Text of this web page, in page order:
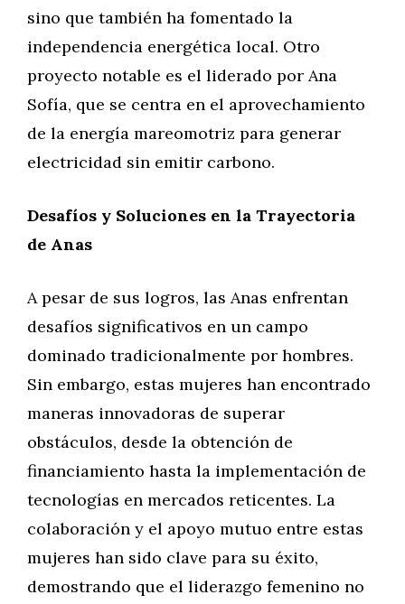
sino que también ha fomentado la
independencia energética local. Otro
proyecto notable es el liderado por Ana
Sofía, que se centra en el aprovechamiento
de la energía mareomotriz para generar
electricidad sin emitir carbono.
Desafíos y Soluciones en la Trayectoria
de Anas
A pesar de sus logros, las Anas enfrentan
desafíos significativos en un campo
dominado tradicionalmente por hombres.
Sin embargo, estas mujeres han encontrado
maneras innovadoras de superar
obstáculos, desde la obtención de
financiamiento hasta la implementación de
tecnologías en mercados reticentes. La
colaboración y el apoyo mutuo entre estas
mujeres han sido clave para su éxito,
demostrando que el liderazgo femenino no